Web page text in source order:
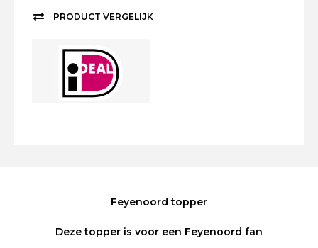
PRODUCT VERGELIJK
Feyenoord topper
Deze topper is voor een Feyenoord fan